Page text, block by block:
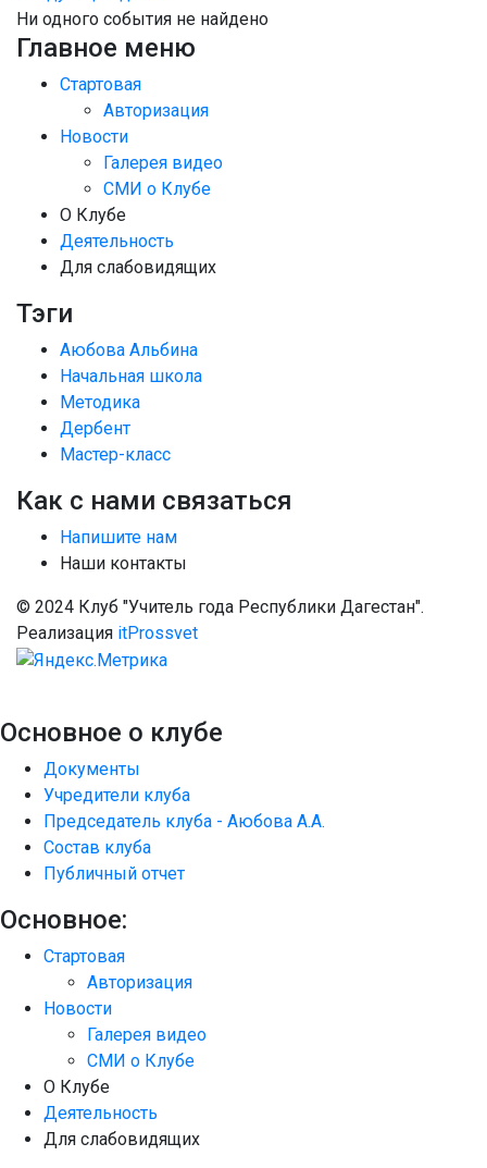
Ни одного события не найдено
Главное меню
Стартовая
Авторизация
Новости
Галерея видео
СМИ о Клубе
О Клубе
Деятельность
Для слабовидящих
Тэги
Аюбова Альбина
Начальная школа
Методика
Дербент
Мастер-класс
Как с нами связаться
Напишите нам
Наши контакты
© 2024 Клуб "Учитель года Республики Дагестан".
Реализация itProssvet
Основное о клубе
Документы
Учредители клуба
Председатель клуба - Аюбова А.А.
Состав клуба
Публичный отчет
Основное:
Стартовая
Авторизация
Новости
Галерея видео
СМИ о Клубе
О Клубе
Деятельность
Для слабовидящих